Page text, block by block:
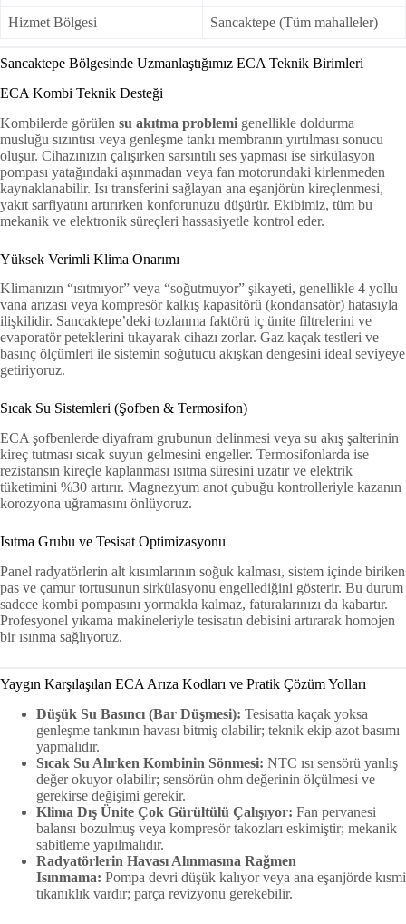
Hizmet Bölgesi Sancaktepe (Tüm mahalleler)
Sancaktepe Bölgesinde Uzmanlaştığımız ECA Teknik Birimleri
ECA Kombi Teknik Desteği
Kombilerde görülen su akıtma problemi genellikle doldurma
musluğu sızıntısı veya genleşme tankı membranın yırtılması sonucu
oluşur. Cihazınızın çalışırken sarsıntılı ses yapması ise sirkülasyon
pompası yatağındaki aşınmadan veya fan motorundaki kirlenmeden
kaynaklanabilir. Isı transferini sağlayan ana eşanjörün kireçlenmesi,
yakıt sarfiyatını artırırken konforunuzu düşürür. Ekibimiz, tüm bu
mekanik ve elektronik süreçleri hassasiyetle kontrol eder.
Yüksek Verimli Klima Onarımı
Klimanızın “ısıtmıyor” veya “soğutmuyor” şikayeti, genellikle 4 yollu
vana arızası veya kompresör kalkış kapasitörü (kondansatör) hatasıyla
ilişkilidir. Sancaktepe’deki tozlanma faktörü iç ünite filtrelerini ve
evaporatör peteklerini tıkayarak cihazı zorlar. Gaz kaçak testleri ve
basınç ölçümleri ile sistemin soğutucu akışkan dengesini ideal seviyeye
getiriyoruz.
Sıcak Su Sistemleri (Şofben & Termosifon)
ECA şofbenlerde diyafram grubunun delinmesi veya su akış şalterinin
kireç tutması sıcak suyun gelmesini engeller. Termosifonlarda ise
rezistansın kireçle kaplanması ısıtma süresini uzatır ve elektrik
tüketimini %30 artırır. Magnezyum anot çubuğu kontrolleriyle kazanın
korozyona uğramasını önlüyoruz.
Isıtma Grubu ve Tesisat Optimizasyonu
Panel radyatörlerin alt kısımlarının soğuk kalması, sistem içinde biriken
pas ve çamur tortusunun sirkülasyonu engellediğini gösterir. Bu durum
sadece kombi pompasını yormakla kalmaz, faturalarınızı da kabartır.
Profesyonel yıkama makineleriyle tesisatın debisini artırarak homojen
bir ısınma sağlıyoruz.
Yaygın Karşılaşılan ECA Arıza Kodları ve Pratik Çözüm Yolları
Düşük Su Basıncı (Bar Düşmesi): Tesisatta kaçak yoksa
genleşme tankının havası bitmiş olabilir; teknik ekip azot basımı
yapmalıdır.
Sıcak Su Alırken Kombinin Sönmesi: NTC ısı sensörü yanlış
değer okuyor olabilir; sensörün ohm değerinin ölçülmesi ve
gerekirse değişimi gerekir.
Klima Dış Ünite Çok Gürültülü Çalışıyor: Fan pervanesi
balansı bozulmuş veya kompresör takozları eskimiştir; mekanik
sabitleme yapılmalıdır.
Radyatörlerin Havası Alınmasına Rağmen
Isınmama: Pompa devri düşük kalıyor veya ana eşanjörde kısmi
tıkanıklık vardır; parça revizyonu gerekebilir.